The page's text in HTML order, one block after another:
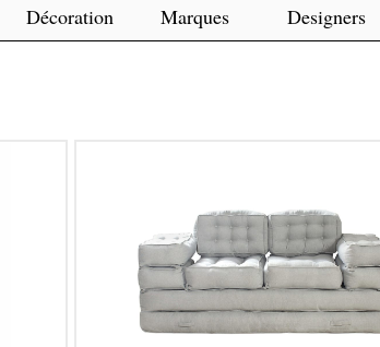
Décoration Marques Designers